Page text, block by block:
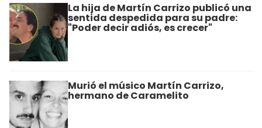
La hija de Martín Carrizo publicó una
sentida despedida para su padre:
"Poder decir adiós, es crecer"
Murió el músico Martín Carrizo,
hermano de Caramelito